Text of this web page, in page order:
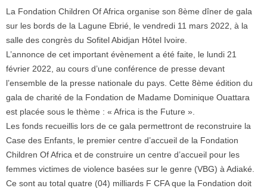
La Fondation Children Of Africa organise son 8ème dîner de gala
sur les bords de la Lagune Ebrié, le vendredi 11 mars 2022, à la
salle des congrès du Sofitel Abidjan Hôtel Ivoire.
L’annonce de cet important évènement a été faite, le lundi 21
février 2022, au cours d’une conférence de presse devant
l’ensemble de la presse nationale du pays. Cette 8ème édition du
gala de charité de la Fondation de Madame Dominique Ouattara
est placée sous le thème : « Africa is the Future ».
Les fonds recueillis lors de ce gala permettront de reconstruire la
Case des Enfants, le premier centre d’accueil de la Fondation
Children Of Africa et de construire un centre d’accueil pour les
femmes victimes de violence basées sur le genre (VBG) à Adiaké.
Ce sont au total quatre (04) milliards F CFA que la Fondation doit